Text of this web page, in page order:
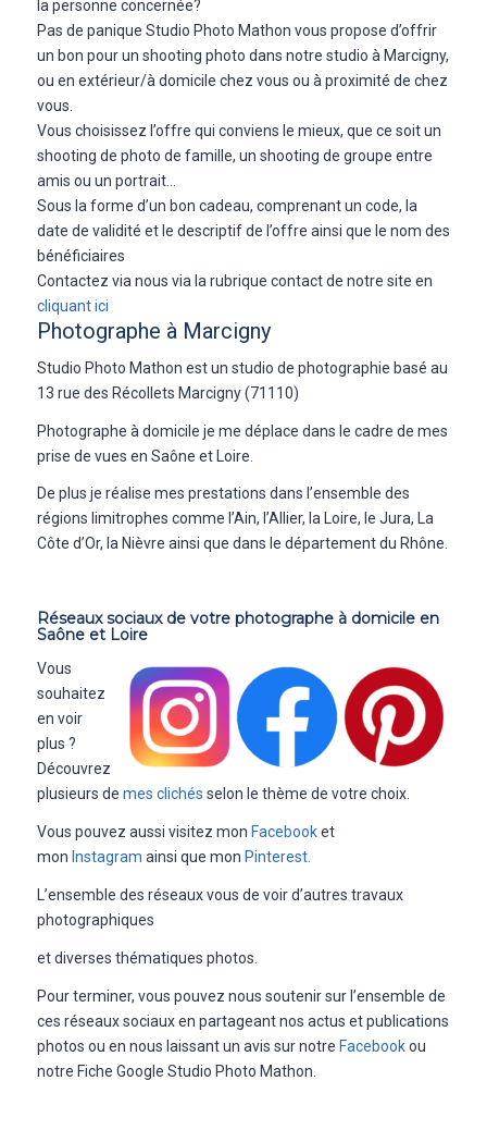
la personne concernée?
Pas de panique Studio Photo Mathon vous propose d’offrir
un bon pour un shooting photo dans notre studio à Marcigny,
ou en extérieur/à domicile chez vous ou à proximité de chez
vous.
Vous choisissez l’offre qui conviens le mieux, que ce soit un
shooting de photo de famille, un shooting de groupe entre
amis ou un portrait…
Sous la forme d’un bon cadeau, comprenant un code, la
date de validité et le descriptif de l’offre ainsi que le nom des
bénéficiaires
Contactez via nous via la rubrique contact de notre site en
cliquant ici
Photographe à Marcigny
Studio Photo Mathon est un studio de photographie basé au
13 rue des Récollets Marcigny (71110)
Photographe à domicile je me déplace dans le cadre de mes
prise de vues en Saône et Loire.
De plus je réalise mes prestations dans l’ensemble des
régions limitrophes comme l’Ain, l’Allier, la Loire, le Jura, La
Côte d’Or, la Nièvre ainsi que dans le département du Rhône.
Réseaux sociaux de votre photographe à domicile en
Saône et Loire
Vous
souhaitez
en voir
plus ?
Découvrez
plusieurs de mes clichés selon le thème de votre choix.
Vous pouvez aussi visitez mon Facebooket
mon Instagram ainsi que mon Pinterest.
L’ensemble des réseaux vous de voir d’autres travaux
photographiques
et diverses thématiques photos.
Pour terminer, vous pouvez nous soutenir sur l’ensemble de
ces réseaux sociaux en partageant nos actus et publications
photos ou en nous laissant un avis sur notre Facebookou
notre Fiche Google Studio Photo Mathon.